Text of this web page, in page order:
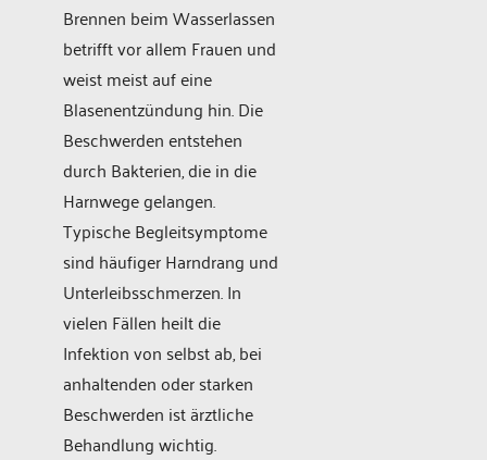
Brennen beim Wasserlassen
betrifft vor allem Frauen und
weist meist auf eine
Blasenentzündung hin. Die
Beschwerden entstehen
durch Bakterien, die in die
Harnwege gelangen.
Typische Begleitsymptome
sind häufiger Harndrang und
Unterleibsschmerzen. In
vielen Fällen heilt die
Infektion von selbst ab, bei
anhaltenden oder starken
Beschwerden ist ärztliche
Behandlung wichtig.